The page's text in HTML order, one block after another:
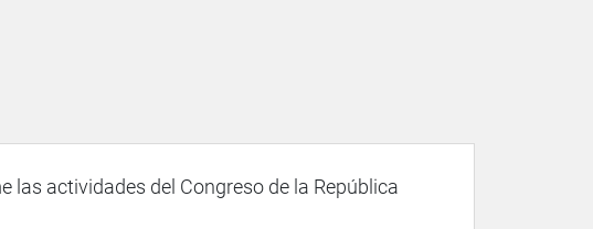
actividades del Congreso de la República